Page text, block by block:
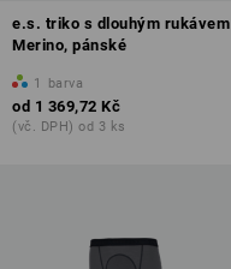
e.s. triko s dlouhým rukávem
Merino, pánské
1 barva
od 1 369,72 Kč
(vč. DPH) od 3 ks